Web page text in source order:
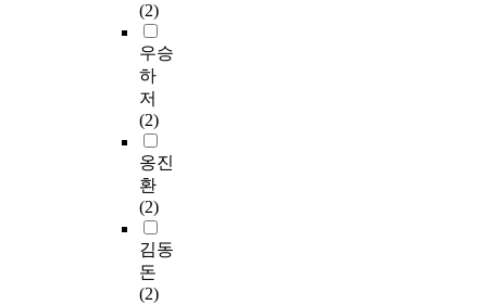
(2)
우승
하
저
(2)
옹진
환
(2)
김동
돈
(2)